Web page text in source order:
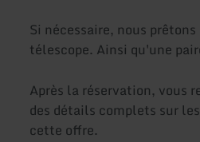
Si nécessaire, nous
télescope. Ainsi qu'une
Après la réservation, vous
des détails complets sur
cette offre.